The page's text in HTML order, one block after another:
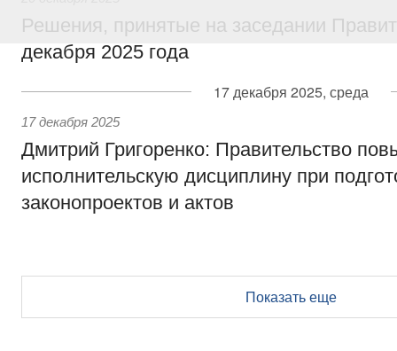
Решения, принятые на заседании
декабря 2025 года
17 декабря 2025, среда
17 декабря 2025
Дмитрий Григоренко: Правительство
исполнительскую дисциплину при
законопроектов и актов
Показать еще